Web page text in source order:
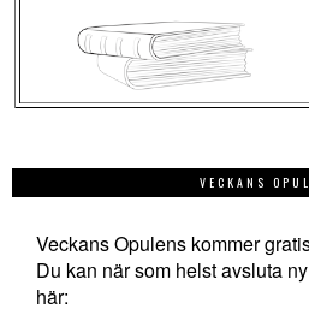
VECKANS
Veckans Opulens kommer
Du kan när som helst avsluta
här: